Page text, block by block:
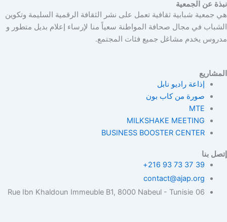
نبذة عن الجمعية
هي جمعية شبابية ثقافية تعمل على نشر الثقافة الرقمية السليمة وتكوين
الشباب في مجال صحافة المواطنة سعياً منا لإرساء إعلام بديل متطور و
مدروس يخدم مشاغل جميع فئات المجتمع.
المشاريع
إذاعة راديو نابل
صورة من كاب بون
MTE
MILKSHAKE MEETING
BUSINESS BOOSTER CENTER
إتصل بنا
39 37 73 93 216+
contact@ajap.org
06 Rue Ibn Khaldoun Immeuble B1, 8000 Nabeul - Tunisie